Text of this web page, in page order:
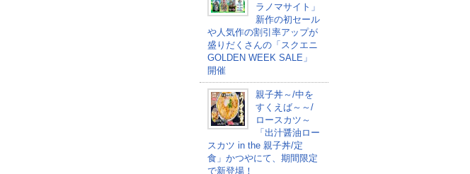
ラノマサイト」
新作の初セール
や人気作の割引率アップが
盛りだくさんの「スクエニ
GOLDEN WEEK SALE」
開催
親子丼～/中を
すくえば～～/
ロースカツ～
「出汁醤油ロー
スカツ in the 親子丼/定
食」かつやにて、期間限定
で新登場！